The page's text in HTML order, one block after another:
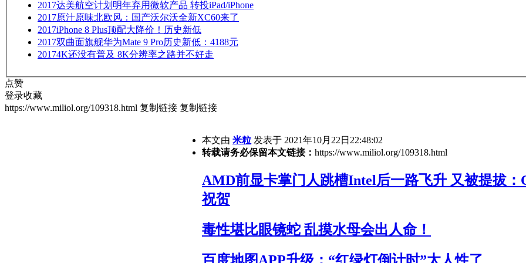
2017达美航空计划明年弃用微软产品 转投iPad/iPhone
2017原汁原味北欧风：国产沃尔沃全新XC60来了
2017iPhone 8 Plus顶配大降价！历史新低
2017双曲面旗舰华为Mate 9 Pro历史新低：4188元
20174K还没有普及 8K分辨率之路并不好走
点赞
登录收藏
https://www.miliol.org/109318.html 复制链接 复制链接
本文由 米粒 发表于 2021年10月22日22:48:02
转载请务必保留本文链接： https://www.miliol.org/109318.html
AMD前显卡掌门人跳槽Intel后一路飞升 又被提拔：
祝贺
毒性堪比眼镜蛇 乱摸水母会出人命！